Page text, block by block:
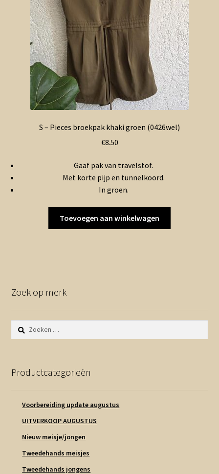
S – Pieces broekpak khaki groen (0426wel)
€8.50
Gaaf pak van travelstof.
Met korte pijp en tunnelkoord.
In groen.
Toevoegen aan winkelwagen
Zoek op merk
Zoeken
naar:
Productcategorieën
Voorbereiding update augustus
UITVERKOOP AUGUSTUS
Nieuw meisje/jongen
Tweedehands meisjes
Tweedehands jongens